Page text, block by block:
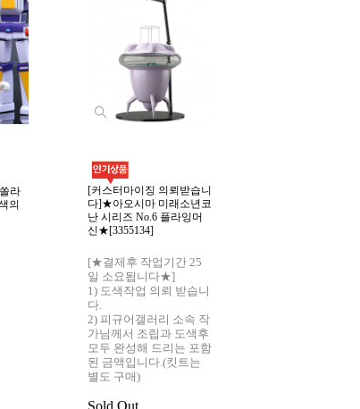
라
의
[커스터마이징 의뢰받습니
다]★아오시마 미래소년코
난 시리즈 No.6 플라잉머
신★[3355134]
[★결제후 작업기간 25
일 소요됩니다★]
1) 도색작업 의뢰 받습니
다.
2) 피규어갤러리 소속 작
가님께서 조립과 도색후
모두 완성해 드리는 포함
된 금액입니다.(킷트는
별도 구매)